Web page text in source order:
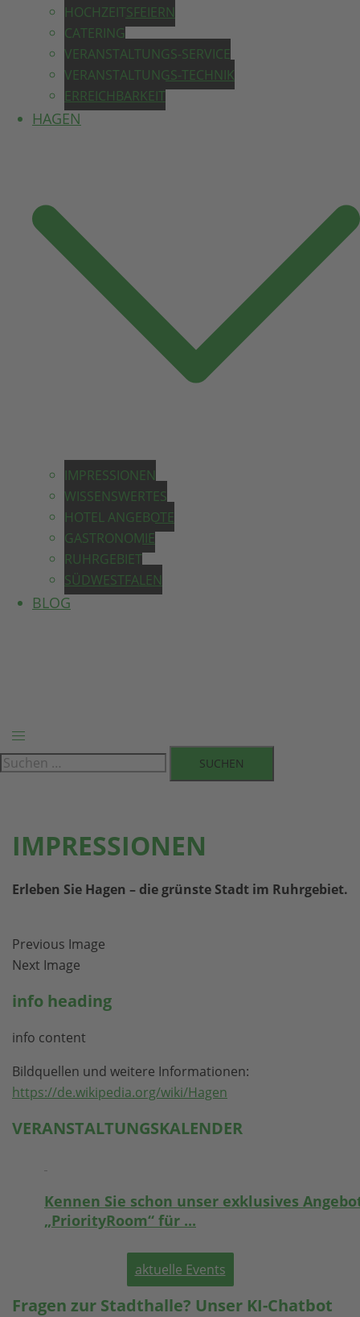
HOCHZEITSFEIERN
CATERING
VERANSTALTUNGS-SERVICE
VERANSTALTUNGS-TECHNIK
ERREICHBARKEIT
HAGEN
IMPRESSIONEN
WISSENSWERTES
HOTEL ANGEBOTE
GASTRONOMIE
RUHRGEBIET
SÜDWESTFALEN
BLOG
Menü
umschalten
Suchen
IMPRESSIONEN
Erleben Sie Hagen – die grünste Stadt im Ruhrgebiet.
Previous Image
Next Image
info heading
info content
Bildquellen und weitere Informationen:
https://de.wikipedia.org/wiki/Hagen
VERANSTALTUNGSKALENDER
Kennen Sie schon unser exklusives
„PriorityRoom“ für ...
aktuelle Events
Fragen zur Stadthalle? Unser KI-Chatbot